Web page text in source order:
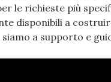
le richieste più
disponibili a
siamo a supporto e